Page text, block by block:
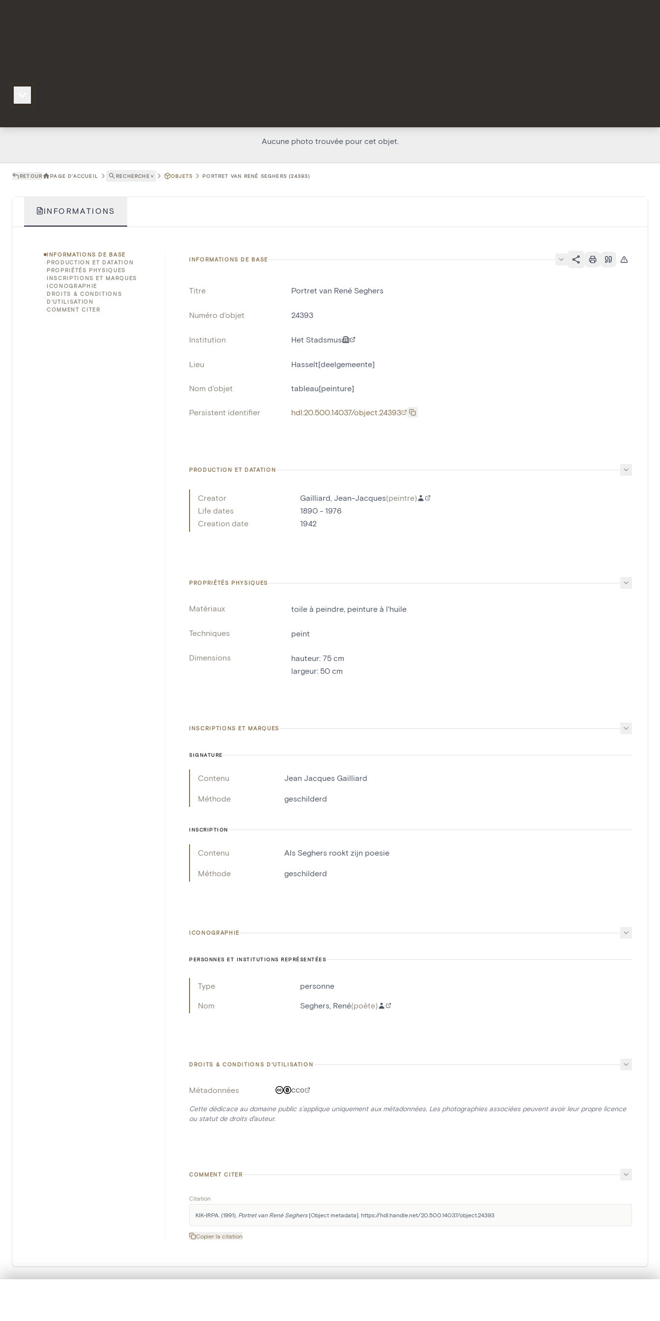
Aucune photo trouvée pour cet objet.
RETOUR PAGE D'ACCUEIL RECHERCHE ˅ OBJETS PORTRET VAN RENÉ SEGHERS (24393)
INFORMATIONS
INFORMATIONS DE BASE
PRODUCTION ET DATATION
PROPRIÉTÉS PHYSIQUES
INSCRIPTIONS ET MARQUES
ICONOGRAPHIE
DROITS & CONDITIONS
D'UTILISATION
COMMENT CITER
INFORMATIONS DE BASE
Titre Portret van René Seghers
Numéro d'objet 24393
Institution Het Stadsmus
Lieu Hasselt[deelgemeente]
Nom d'objet tableau[peinture]
Persistent identifier hdl:20.500.14037/object.24393
PRODUCTION ET DATATION
Creator Gailliard, Jean-Jacques(peintre)
Life dates
1890 - 1976
Creation date
1942
PROPRIÉTÉS PHYSIQUES
Matériaux toile à peindre, peinture à l'huile
Techniques peint
Dimensions hauteur: 75 cm
largeur: 50 cm
INSCRIPTIONS ET MARQUES
SIGNATURE
Contenu Jean Jacques Gailliard
Méthode geschilderd
INSCRIPTION
Contenu Als Seghers rookt zijn poesie
Méthode geschilderd
ICONOGRAPHIE
PERSONNES ET INSTITUTIONS REPRÉSENTÉES
Type personne
Nom Seghers, René(poète)
DROITS & CONDITIONS D'UTILISATION
Métadonnées CC0
Cette dédicace au domaine public s'applique uniquement aux métadonnées. Les photographies associées peuvent avoir leur propre licence
ou statut de droits d'auteur.
COMMENT CITER
Citation
KIK-IRPA. (1991). Portret van René Seghers [Object metadata]. https://hdl.handle.net/20.500.14037/object.24393
Copier la citation